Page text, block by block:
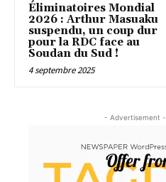
Éliminatoires Mondial
2026 : Arthur Masuaku
suspendu, un coup dur
pour la RDC face au
Soudan du Sud !
4 septembre 2025
- Advertisement -